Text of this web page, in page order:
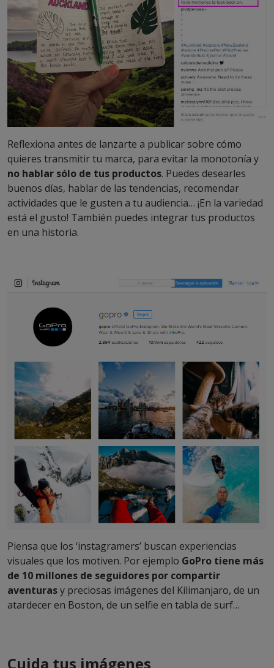
Reflexiona antes de lanzarte a publicar sobre cómo
quieres transmitir tu marca, para evitar la monotonía y
no hablar sólo de tus productos. Puedes desearles
buenos días, hablar de las tendencias, recomendar
actividades que le gusten a tu audiencia… ¡En la variedad
está el gusto! También puedes integrar tus productos
en una historia.
Piensa que los ‘instagramers’ buscan experiencias
visuales que los motiven. Por ejemplo GoPro tiene más
de 10 millones de seguidores por compartir
aventurasy preciosas imágenes del Kilimanjaro, de un
atardecer en Boston, de un selfie en tabla de surf…
Cuida tus imágenes